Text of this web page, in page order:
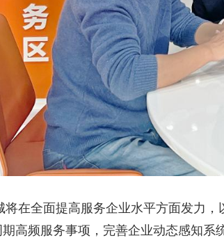
全面提高服务企业水平方面发力，
高频服务事项，完善企业动态感知系